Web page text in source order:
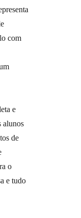
com
e
alunos
de
o
e tudo